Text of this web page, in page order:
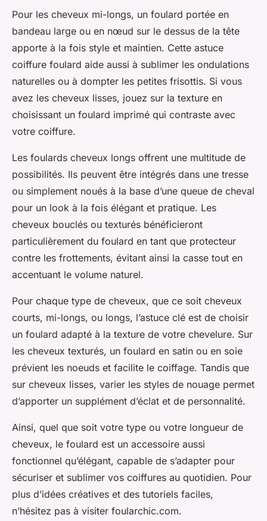
Pour les cheveux mi-longs, un foulard portée en
bandeau large ou en nœud sur le dessus de la tête
apporte à la fois style et maintien. Cette astuce
coiffure foulard aide aussi à sublimer les ondulations
naturelles ou à dompter les petites frisottis. Si vous
avez les cheveux lisses, jouez sur la texture en
choisissant un foulard imprimé qui contraste avec
votre coiffure.
Les foulards cheveux longs offrent une multitude de
possibilités. Ils peuvent être intégrés dans une tresse
ou simplement noués à la base d’une queue de cheval
pour un look à la fois élégant et pratique. Les
cheveux bouclés ou texturés bénéficieront
particulièrement du foulard en tant que protecteur
contre les frottements, évitant ainsi la casse tout en
accentuant le volume naturel.
Pour chaque type de cheveux, que ce soit cheveux
courts, mi-longs, ou longs, l’astuce clé est de choisir
un foulard adapté à la texture de votre chevelure. Sur
les cheveux texturés, un foulard en satin ou en soie
prévient les noeuds et facilite le coiffage. Tandis que
sur cheveux lisses, varier les styles de nouage permet
d’apporter un supplément d’éclat et de personnalité.
Ainsi, quel que soit votre type ou votre longueur de
cheveux, le foulard est un accessoire aussi
fonctionnel qu’élégant, capable de s’adapter pour
sécuriser et sublimer vos coiffures au quotidien. Pour
plus d’idées créatives et des tutoriels faciles,
n’hésitez pas à visiter foularchic.com.